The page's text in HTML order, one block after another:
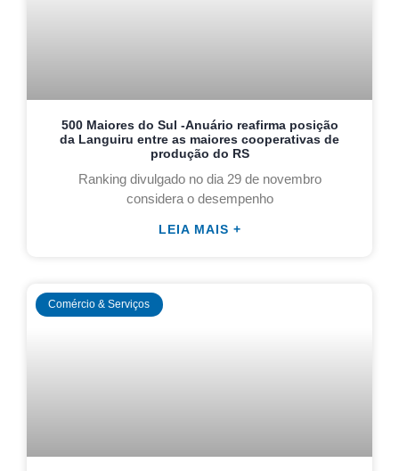
500 Maiores do Sul -Anuário reafirma posição
da Languiru entre as maiores cooperativas de
produção do RS
Ranking divulgado no dia 29 de novembro
considera o desempenho
LEIA MAIS +
Comércio & Serviços